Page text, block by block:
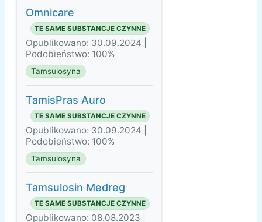
Omnicare
TE SAME SUBSTANCJE CZYNNE
Opublikowano: 30.09.2024 |
Podobieństwo: 100%
Tamsulosyna
TamisPras Auro
TE SAME SUBSTANCJE CZYNNE
Opublikowano: 30.09.2024 |
Podobieństwo: 100%
Tamsulosyna
Tamsulosin Medreg
TE SAME SUBSTANCJE CZYNNE
Opublikowano: 08.08.2023 |